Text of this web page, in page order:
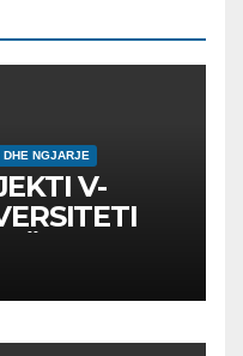
DHE NGJARJE
V-
SHKUP
PËR
DHE